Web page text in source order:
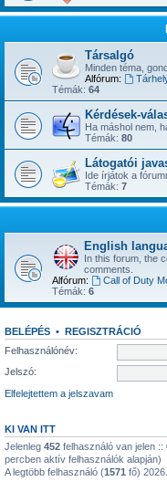
Társalgó
Minden téma,
Alfórum:
Témák: 64
Kérdések-
Ha máshol nem,
Témák: 80
Látogatói
Ide írjátok a
Témák: 7
English
In this forum, the
comments.
Alfórum:
Call of Duty
Témák: 6
BELÉPÉS • REGISZTRÁCIÓ
Felhasználónév:
Jelszó:
Elfelejtettem a jelszavam
KI VAN ITT
Jelenleg 452 felhasználó van jelen
percben aktív felhasználók alapján)
A legtöbb felhasználó (1571 fő)